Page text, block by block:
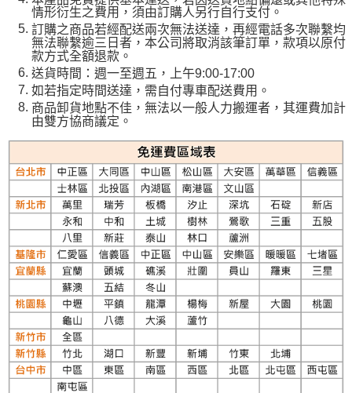
情形衍生之費用，須由訂購人另行自行支付。
訂購之商品若經配送兩次無法送達，再經電話多次聯繫均
無法聯繫逾三日者，本公司將取消該筆訂單，款項以原付
款方式全額退款。
送貨時間：週一至週五，上午9:00-17:00
如若指定時間送達，需自付專車配送費用。
商品卸貨地點不佳，無法以一般人力搬運者，其運費加計
由雙方協商議定。